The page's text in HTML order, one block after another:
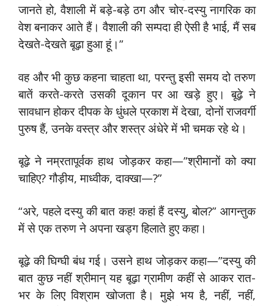
जानते हो, वैशाली में बड़े-बड़े ठग और चोर-दस्यु नागरिक का
वेश बनाकर आते हैं। वैशाली की सम्पदा ही ऐसी है भाई, मैं सब
देखते-देखते बूढ़ा हुआ हूं।”
वह और भी कुछ कहना चाहता था, परन्तु इसी समय दो तरुण
बातें करते-करते उसकी दूकान पर आ खड़े हुए। बूढ़े ने
सावधान होकर दीपक के धुंधले प्रकाश में देखा, दोनों राजवर्गी
पुरुष हैं, उनके वस्त्र और शस्त्र अंधेरे में भी चमक रहे थे।
बूढ़े ने नम्रतापूर्वक हाथ जोड़कर कहा—”श्रीमानों को क्या
चाहिए? गौड़ीय, माध्वीक, दाक्खा—?”
“अरे, पहले दस्यु की बात कह! कहां हैं दस्यु, बोल?” आगन्तुक
में से एक तरुण ने अपना खड्ग हिलाते हुए कहा।
बूढ़े की घिग्घी बंध गई। उसने हाथ जोड़कर कहा—”दस्यु की
बात कुछ नहीं श्रीमान् यह बूढ़ा ग्रामीण कहीं से आकर रात-
भर के लिए विश्राम खोजता है। मुझे भय है, नहीं, नहीं,